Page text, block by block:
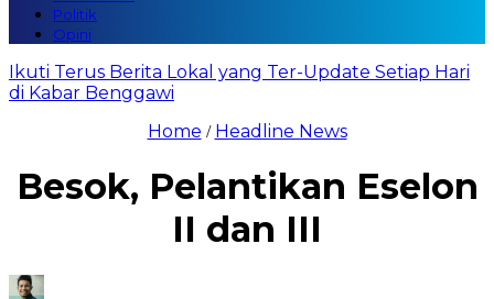
Politik
Opini
Ikuti Terus Berita Lokal yang Ter-Update Setiap Hari
di Kabar Benggawi
Home / Headline News
Besok, Pelantikan Eselon
II dan III